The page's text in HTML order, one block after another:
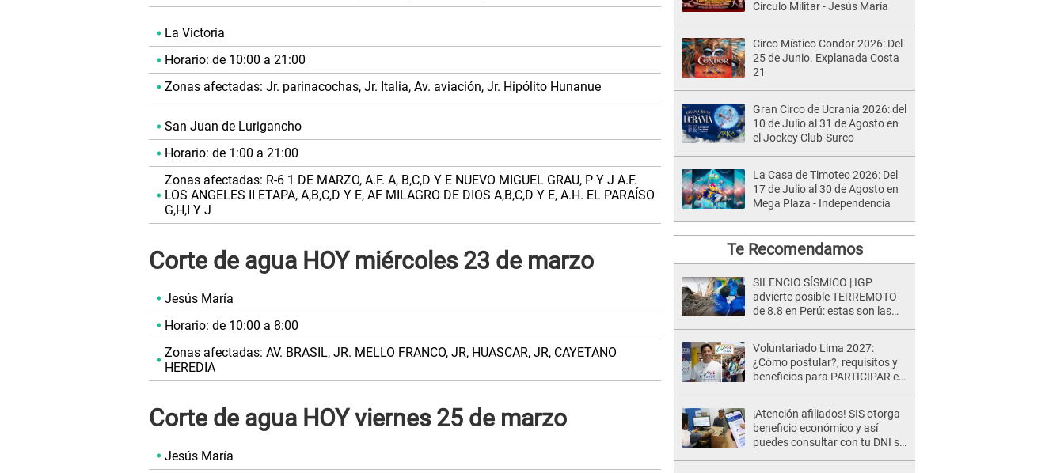
La Victoria
Horario: de 10:00 a 21:00
Zonas afectadas: Jr. parinacochas, Jr. Italia, Av. aviación, Jr. Hipólito Hunanue
San Juan de Lurigancho
Horario: de 1:00 a 21:00
Zonas afectadas: R-6 1 DE MARZO, A.F. A, B,C,D Y E NUEVO MIGUEL GRAU, P Y J A.F.
LOS ANGELES II ETAPA, A,B,C,D Y E, AF MILAGRO DE DIOS A,B,C,D Y E, A.H. EL PARAÍSO
G,H,I Y J
Corte de agua HOY miércoles 23 de marzo
Jesús María
Horario: de 10:00 a 8:00
Zonas afectadas: AV. BRASIL, JR. MELLO FRANCO, JR, HUASCAR, JR, CAYETANO
HEREDIA
Corte de agua HOY viernes 25 de marzo
Jesús María
Círculo Militar - Jesús María
Circo Místico Condor 2026: Del
25 de Junio. Explanada Costa
21
Gran Circo de Ucrania 2026: del
10 de Julio al 31 de Agosto en
el Jockey Club-Surco
La Casa de Timoteo 2026: Del
17 de Julio al 30 de Agosto en
Mega Plaza - Independencia
Te Recomendamos
SILENCIO SÍSMICO | IGP
advierte posible TERREMOTO
de 8.8 en Perú: estas son las
Voluntariado Lima 2027:
¿Cómo postular?, requisitos y
beneficios para PARTICIPAR en
¡Atención afiliados! SIS otorga
beneficio económico y así
puedes consultar con tu DNI si